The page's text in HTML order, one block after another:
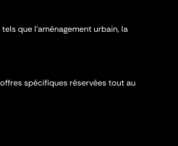
que l'aménagement urbain, la
spécifiques réservées tout au